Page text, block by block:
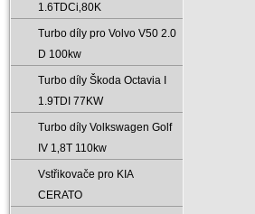
1.6TDCi‚80K
Turbo díly pro Volvo V50 2.0
D 100kw
Turbo díly Škoda Octavia I
1.9TDI 77KW
Turbo díly Volkswagen Golf
IV 1‚8T 110kw
Vstřikovače pro KIA
CERATO